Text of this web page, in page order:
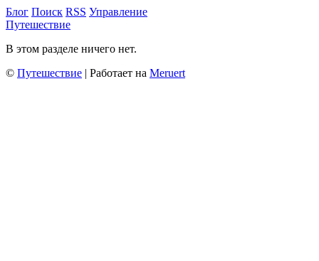
Блог Поиск RSS Управление
Путешествие
В этом разделе ничего нет.
© Путешествие | Работает на Meruert